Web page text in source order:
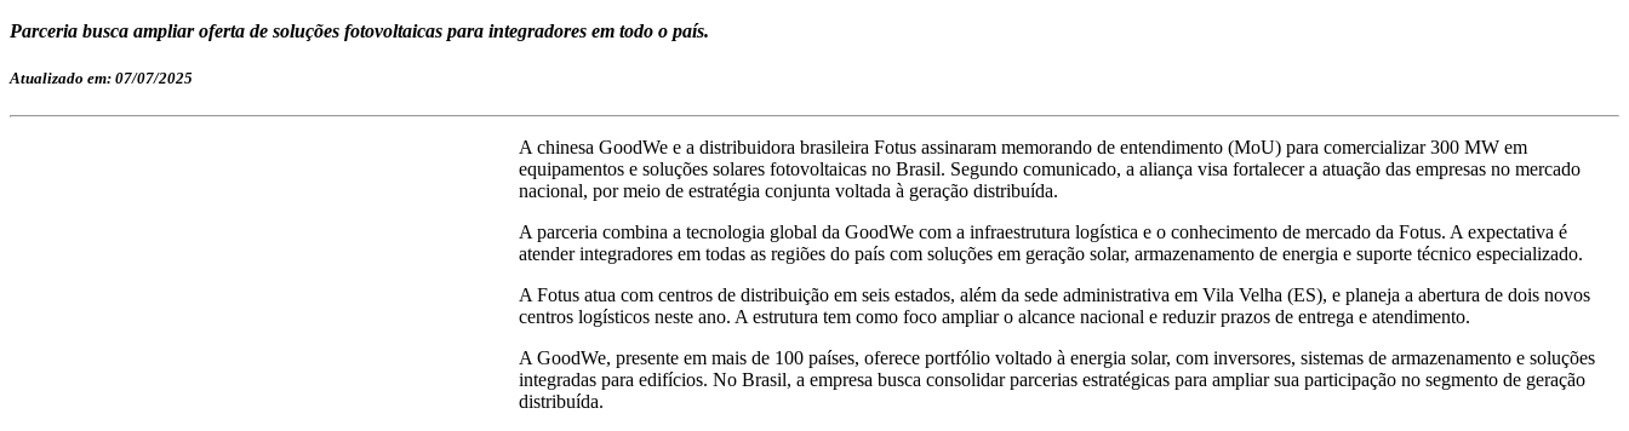
Parceria busca ampliar oferta de soluções fotovoltaicas para integradores em todo o país.
Atualizado em: 07/07/2025
A chinesa GoodWe e a distribuidora brasileira Fotus assinaram memorando de entendimento (MoU) para comercializar 300 MW em
equipamentos e soluções solares fotovoltaicas no Brasil. Segundo comunicado, a aliança visa fortalecer a atuação das empresas no mercado
nacional, por meio de estratégia conjunta voltada à geração distribuída.
A parceria combina a tecnologia global da GoodWe com a infraestrutura logística e o conhecimento de mercado da Fotus. A expectativa é
atender integradores em todas as regiões do país com soluções em geração solar, armazenamento de energia e suporte técnico especializado.
A Fotus atua com centros de distribuição em seis estados, além da sede administrativa em Vila Velha (ES), e planeja a abertura de dois novos
centros logísticos neste ano. A estrutura tem como foco ampliar o alcance nacional e reduzir prazos de entrega e atendimento.
A GoodWe, presente em mais de 100 países, oferece portfólio voltado à energia solar, com inversores, sistemas de armazenamento e soluções
integradas para edifícios. No Brasil, a empresa busca consolidar parcerias estratégicas para ampliar sua participação no segmento de geração
distribuída.